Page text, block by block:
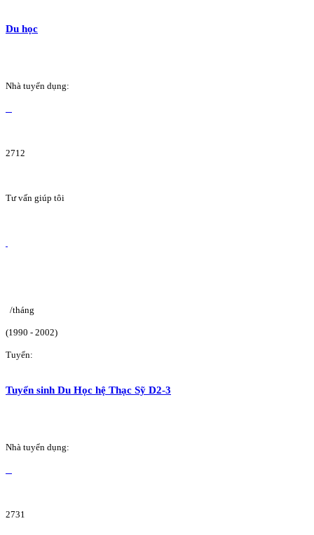
Du học
Nhà tuyển dụng:
2712
Tư vấn giúp tôi
/tháng
(1990 - 2002)
Tuyển:
Tuyển sinh Du Học hệ Thạc Sỹ D2-3
Nhà tuyển dụng:
2731